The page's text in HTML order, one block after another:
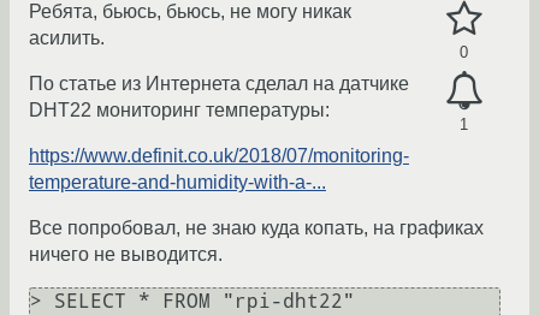
0
1
Ребята, бьюсь, бьюсь, не могу никак
асилить.
По статье из Интернета сделал на датчике
DHT22 мониторинг температуры:
https://www.definit.co.uk/2018/07/monitoring-
temperature-and-humidity-with-a-...
Все попробовал, не знаю куда копать, на графиках
ничего не выводится.
> SELECT * FROM "rpi-dht22"